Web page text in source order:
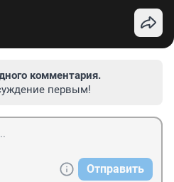
комментария.
первым!
Отправить